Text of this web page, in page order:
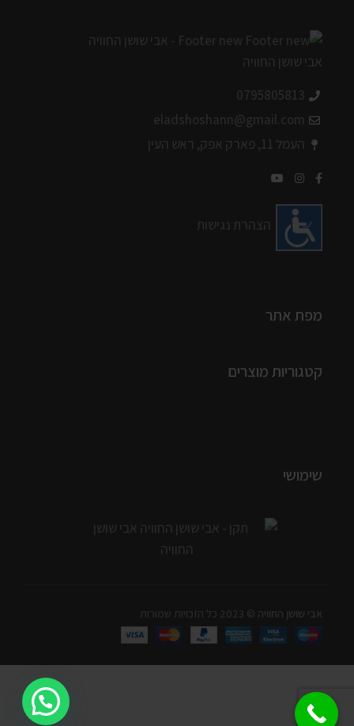
0795805813
eladshoshann@gmail.com
העמל 11, פארק אפק, ראש העין
הצהרת נגישות
מפת אתר
קטגוריות מוצרים
שימושי
אבי שושן החוויה © 2023 כל הזכויות שמורות